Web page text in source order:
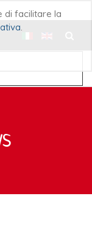
di facilitare la
.